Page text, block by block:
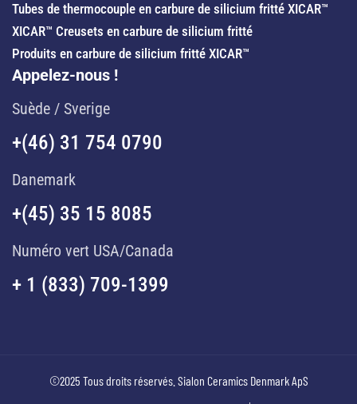
Tubes de thermocouple en carbure de silicium fritté XICAR™
XICAR™ Creusets en carbure de silicium fritté
Produits en carbure de silicium fritté XICAR™
Appelez-nous !
Suède / Sverige
+(46) 31 754 0790
Danemark
+(45) 35 15 8085
Numéro vert USA/Canada
+ 1 (833) 709-1399
©2025 Tous droits réservés. Sialon Ceramics Denmark ApS